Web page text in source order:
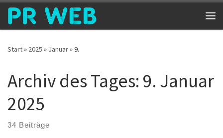
Zum Inhalt springen
Start» 2025 » Januar»9.
Archiv des Tages: 9. Januar
2025
34 Beiträge